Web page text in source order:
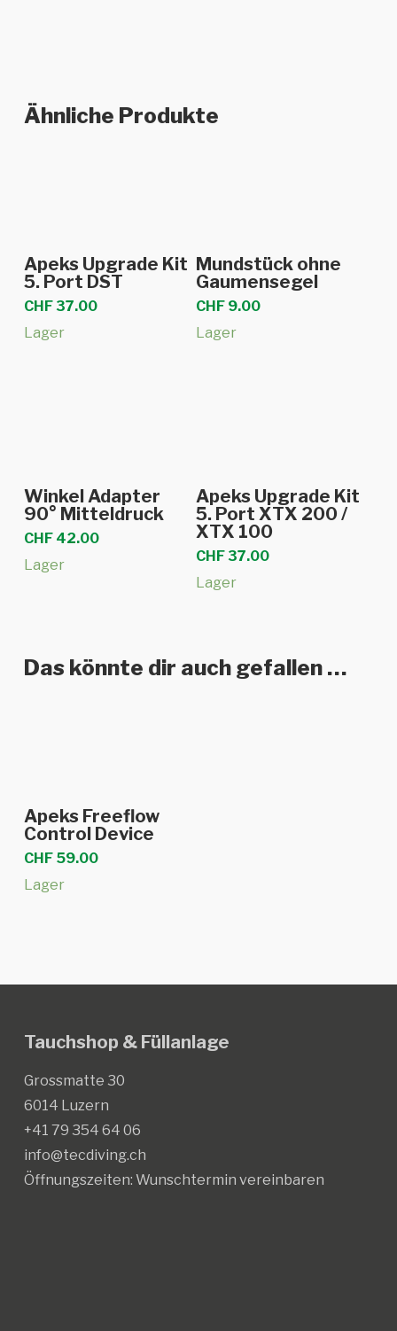
Ähnliche Produkte
In den Warenkorb
Apeks Upgrade Kit
5. Port DST
CHF37.00
Lager
In den Warenkorb
Mundstück ohne
Gaumensegel
CHF 9.00
Lager
In den Warenkorb
Winkel Adapter
90° Mitteldruck
CHF42.00
Lager
In den Warenkorb
Apeks Upgrade Kit
5. Port XTX 200 /
XTX 100
CHF37.00
Lager
Das könnte dir auch gefallen …
In den Warenkorb
Apeks Freeflow
Control Device
CHF59.00
Lager
Tauchshop & Füllanlage
Grossmatte 30
6014 Luzern
+41 79 354 64 06
info@tecdiving.ch
Öffnungszeiten: Wunschtermin vereinbaren